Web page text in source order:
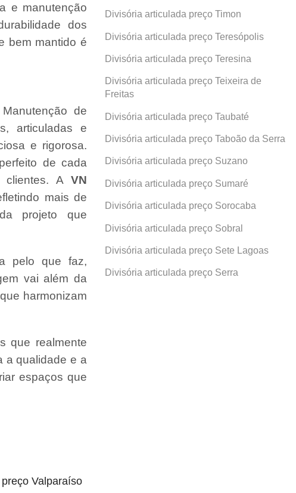
e manutenção
dos
bem mantido é
de
articuladas e
e rigorosa.
de cada
clientes. A VN
mais de
projeto que
pelo que faz,
vai além da
harmonizam
que realmente
a qualidade e a
espaços que
Valparaíso
Divisória articulada preço Timon
Divisória articulada preço Teresópolis
Divisória articulada preço Teresina
Divisória articulada preço Teixeira de
Freitas
Divisória articulada preço Taubaté
Divisória articulada preço Taboão da Serra
Divisória articulada preço Suzano
Divisória articulada preço Sumaré
Divisória articulada preço Sorocaba
Divisória articulada preço Sobral
Divisória articulada preço Sete Lagoas
Divisória articulada preço Serra